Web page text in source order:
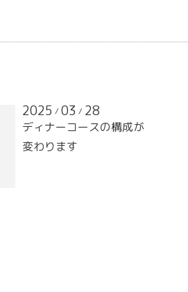
2025 / 03 / 28
ディナーコースの構成が
変わります